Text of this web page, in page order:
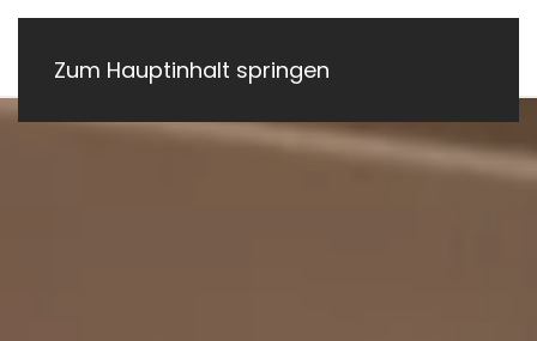
Zum Hauptinhalt springen